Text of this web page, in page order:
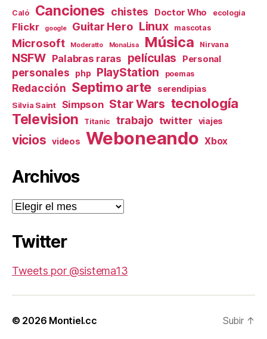
Caló Canciones chistes Doctor Who ecologia
Flickr google Guitar Hero Linux mascotas
Microsoft Moderatto MonaLisa Música Nirvana
NSFW Palabras raras películas Personal
personales php PlayStation poemas
Redacción Septimo arte serendipias
Silvia Saint Simpson Star Wars tecnología
Television Titanic trabajo twitter viajes
vicios videos Weboneando Xbox
Archivos
Archivos
Twitter
Tweets por @sistema13
© 2026 Montiel.cc Subir ↑